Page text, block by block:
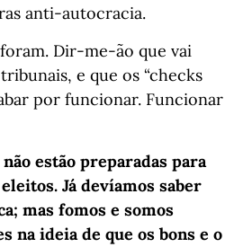
anti-autocracia.
Dir-me-ão que vai
e que os “checks
por funcionar. Funcionar
estão preparadas para
Já devíamos saber
mas fomos e somos
na ideia de que os bons e o